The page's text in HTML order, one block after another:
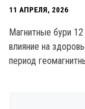
11 АПРЕЛЯ, 2026
Магнитные бури 12
влияние на
период